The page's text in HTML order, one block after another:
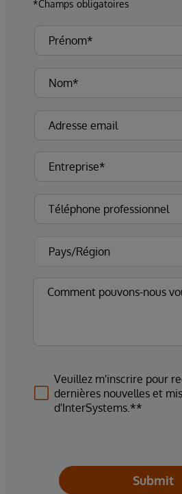
*Champs obligatoires
Veuillez m'inscrire pour
dernières nouvelles et
d'InterSystems.**
Submit